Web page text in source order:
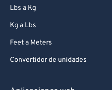
Lbs a Kg
Kg a Lbs
Feet a Meters
Convertidor de unidades